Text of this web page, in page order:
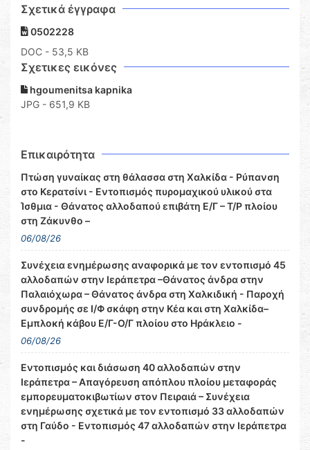
Σχετικά έγγραφα
0502228
DOC - 53,5 KB
Σχετικες εικόνες
hgoumenitsa kapnika
JPG - 651,9 KB
Επικαιρότητα
Πτώση γυναίκας στη θάλασσα στη Χαλκίδα - Ρύπανση
στο Κερατσίνι - Εντοπισμός πυρομαχικού υλικού στα
Ίσθμια - Θάνατος αλλοδαπού επιβάτη Ε/Γ – Τ/Ρ πλοίου
στη Ζάκυνθο –
06/08/26
Συνέχεια ενημέρωσης αναφορικά με τον εντοπισμό 45
αλλοδαπών στην Ιεράπετρα –Θάνατος άνδρα στην
Παλαιόχωρα – Θάνατος άνδρα στη Χαλκιδική - Παροχή
συνδρομής σε Ι/Φ σκάφη στην Κέα και στη Χαλκίδα–
Εμπλοκή κάβου Ε/Γ-Ο/Γ πλοίου στο Ηράκλειο -
06/08/26
Εντοπισμός και διάσωση 40 αλλοδαπών στην
Ιεράπετρα – Απαγόρευση απόπλου πλοίου μεταφοράς
εμπορευματοκιβωτίων στον Πειραιά – Συνέχεια
ενημέρωσης σχετικά με τον εντοπισμό 33 αλλοδαπών
στη Γαύδο - Εντοπισμός 47 αλλοδαπών στην Ιεράπετρα
-